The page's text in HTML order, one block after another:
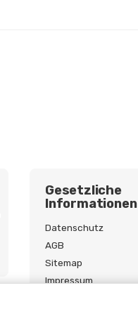
Gesetzliche
Informationen
Datenschutz
AGB
Sitemap
Impressum